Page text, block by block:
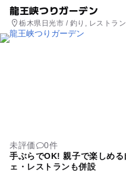
龍王峡つりガーデン
栃木県日光市 / 釣り, レストラ
未評価
0件
手ぶらでOK! 親子で楽しめ
ェ・レストランも併設